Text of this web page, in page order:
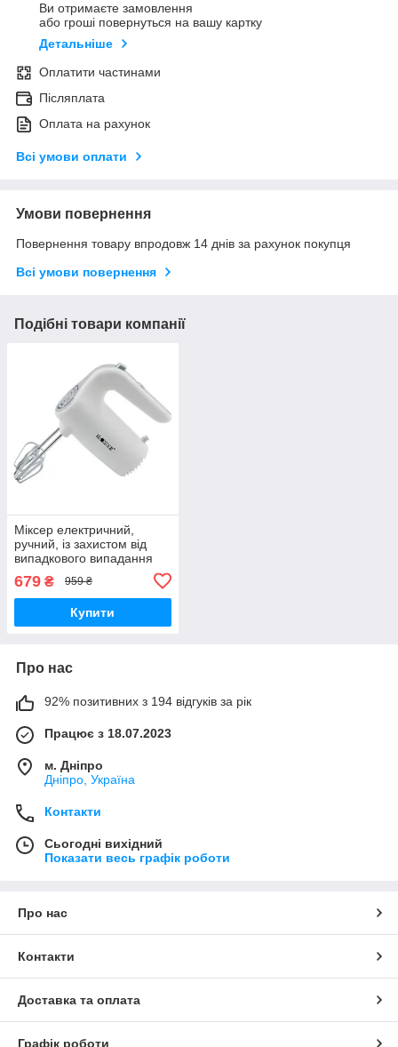
Ви отримаєте замовлення
або гроші повернуться на вашу картку
Детальніше
Оплатити частинами
Післяплата
Оплата на рахунок
Всі умови оплати
Умови повернення
Повернення товару впродовж 14 днів за рахунок покупця
Всі умови повернення
Подібні товари компанії
Міксер електричний,
ручний, із захистом від
випадкового випадання
насадок, потужністю 150
Вт. Haeger HG-6680
679 ₴ 959 ₴
Купити
Про нас
92% позитивних з 194 відгуків за рік
Працює з 18.07.2023
м. Дніпро
Дніпро, Україна
Контакти
Сьогодні вихідний
Показати весь графік роботи
Про нас
Контакти
Доставка та оплата
Графік роботи